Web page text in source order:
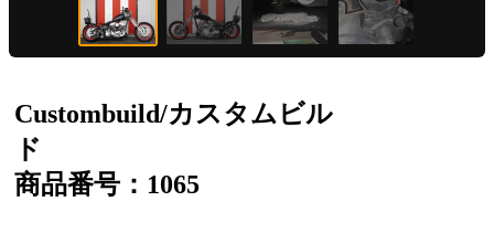
Custombuild/カスタムビル
ド
商品番号：1065